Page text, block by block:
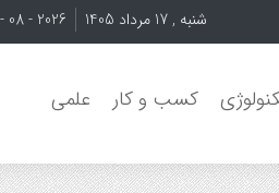
شنبه , 17 مرداد 1405 2026 - 08 - 08
کسب و کار علمی